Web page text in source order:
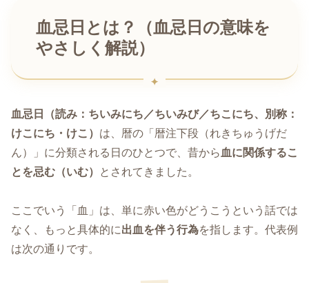
血忌日とは？（血忌日の意味を
やさしく解説）
血忌日（読み：ちいみにち／ちいみび／ちこにち、別称：
けこにち・けこ） は、暦の「暦注下段（れきちゅうげだ
ん）」に分類される日のひとつで、昔から 血に関係するこ
とを忌む（いむ）
とされてきました。
ここでいう「血」は、単に赤い色がどうこうという話では
なく、もっと具体的に出血を伴う行為を指します。代表例
は次の通りです。